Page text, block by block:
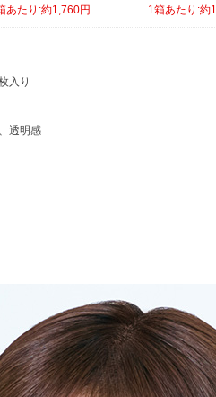
あたり:約1,760円 1箱あたり:約
入り
透明感